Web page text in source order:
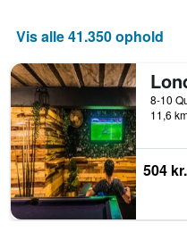
Vis alle 41.350 ophold
11,6
504 kr.